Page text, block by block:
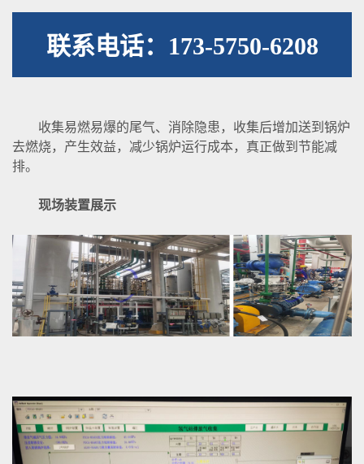
联系电话：173-5750-6208
收集易燃易爆的尾气、消除隐患，收集后增加送到锅炉
去燃烧，产生效益，减少锅炉运行成本，真正做到节能减
排。
现场装置展示